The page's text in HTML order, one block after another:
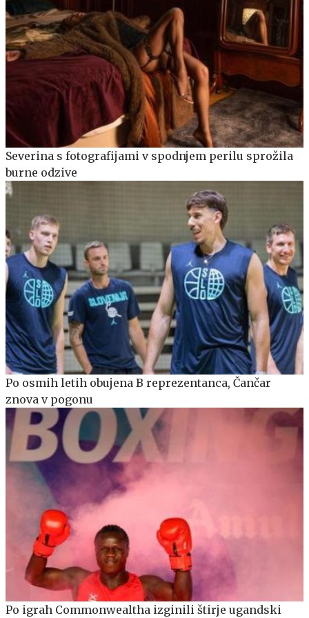
Severina s fotografijami v spodnjem perilu sprožila
burne odzive
Po osmih letih obujena B reprezentanca, Čančar
znova v pogonu
Po igrah Commonwealtha izginili štirje ugandski